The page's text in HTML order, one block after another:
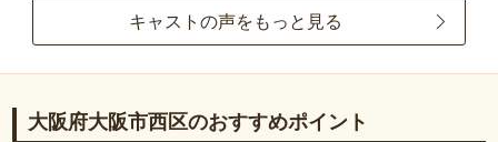
キャストの声をもっと見る
大阪府大阪市西区のおすすめポイント